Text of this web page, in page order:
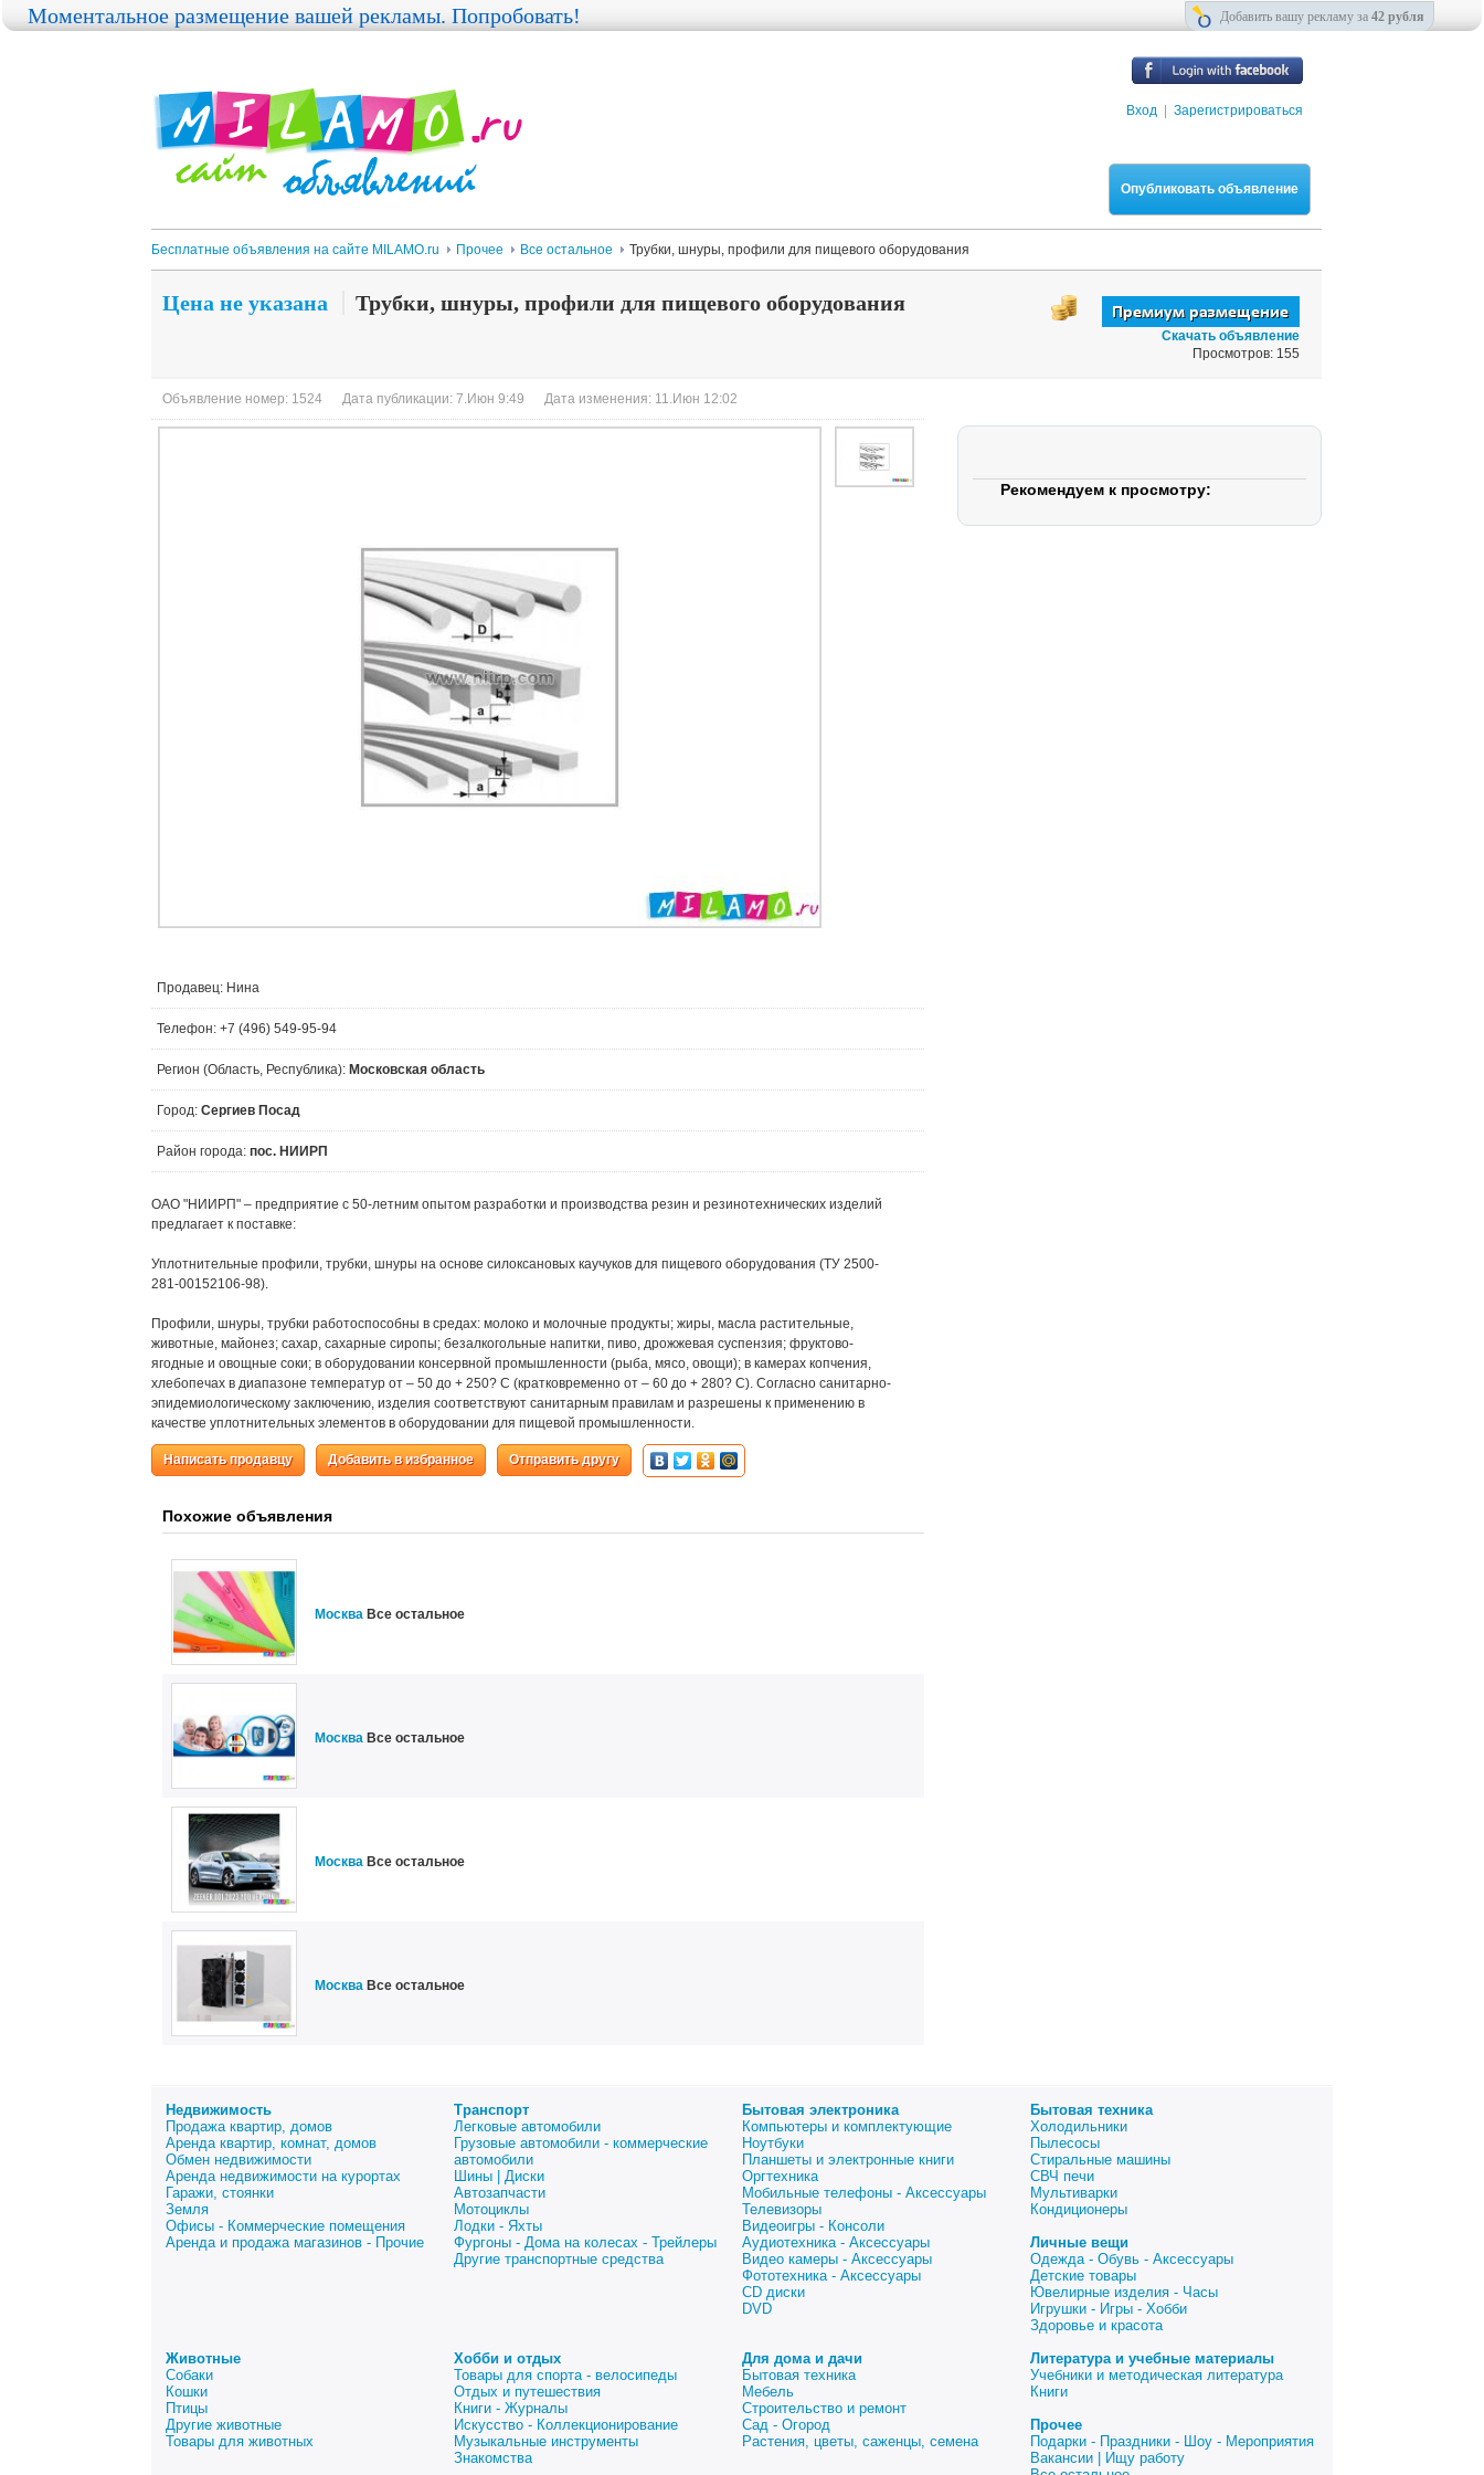
Вход Зарегистрироваться
Опубликовать объявление
Бесплатные объявления на сайте MILAMO.ru Прочее Все остальное Трубки, шнуры, профили для пищевого оборудования
Цена не указана Трубки, шнуры, профили для пищевого оборудования
Скачать объявление
Просмотров: 155
Объявление номер: 1524 Дата публикации: 7.Июн 9:49 Дата изменения: 11.Июн 12:02
Продавец: Нина
Телефон: +7 (496) 549-95-94
Регион (Область, Республика): Московская область
Город: Сергиев Посад
Район города: пос. НИИРП
ОАО "НИИРП" – предприятие с 50-летним опытом разработки и производства резин и резинотехнических изделий
предлагает к поставке:
Уплотнительные профили, трубки, шнуры на основе силоксановых каучуков для пищевого оборудования (ТУ 2500-
281-00152106-98).
Профили, шнуры, трубки работоспособны в средах: молоко и молочные продукты; жиры, масла растительные,
животные, майонез; сахар, сахарные сиропы; безалкогольные напитки, пиво, дрожжевая суспензия; фруктово-
ягодные и овощные соки; в оборудовании консервной промышленности (рыба, мясо, овощи); в камерах копчения,
хлебопечах в диапазоне температур от – 50 до + 250? С (кратковременно от – 60 до + 280? С). Согласно санитарно-
эпидемиологическому заключению, изделия соответствуют санитарным правилам и разрешены к применению в
качестве уплотнительных элементов в оборудовании для пищевой промышленности.
Написать продавцу Добавить в избранное Отправить другу
Похожие объявления
Москва Все остальное
Москва Все остальное
Москва Все остальное
Москва Все остальное
Моментальное размещение вашей рекламы. Попробовать! Добавить вашу рекламу за 42 рубля
Рекомендуем к просмотру:
Недвижимость
Продажа квартир, домов
Аренда квартир, комнат, домов
Обмен недвижимости
Аренда недвижимости на курортах
Гаражи, стоянки
Земля
Офисы - Коммерческие помещения
Аренда и продажа магазинов - Прочие
Транспорт
Легковые автомобили
Грузовые автомобили - коммерческие
автомобили
Шины | Диски
Автозапчасти
Мотоциклы
Лодки - Яхты
Фургоны - Дома на колесах - Трейлеры
Другие транспортные средства
Бытовая электроника
Компьютеры и комплектующие
Ноутбуки
Планшеты и электронные книги
Оргтехника
Мобильные телефоны - Аксессуары
Телевизоры
Видеоигры - Консоли
Аудиотехника - Аксессуары
Видео камеры - Аксессуары
Фототехника - Аксессуары
CD диски
DVD
Бытовая техника
Холодильники
Пылесосы
Стиральные машины
СВЧ печи
Мультиварки
Кондиционеры
Личные вещи
Одежда - Обувь - Аксессуары
Детские товары
Ювелирные изделия - Часы
Игрушки - Игры - Хобби
Здоровье и красота
Животные
Собаки
Кошки
Птицы
Другие животные
Товары для животных
Хобби и отдых
Товары для спорта - велосипеды
Отдых и путешествия
Книги - Журналы
Искусство - Коллекционирование
Музыкальные инструменты
Знакомства
Для дома и дачи
Бытовая техника
Мебель
Строительство и ремонт
Сад - Огород
Растения, цветы, саженцы, семена
Литература и учебные материалы
Учебники и методическая литература
Книги
Прочее
Подарки - Праздники - Шоу - Мероприятия
Вакансии | Ищу работу